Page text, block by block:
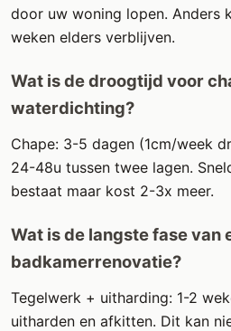
door uw woning lopen. Anders
weken elders verblijven.
Wat is de droogtijd voor
waterdichting?
Chape: 3-5 dagen (1cm/week
24-48u tussen twee lagen.
bestaat maar kost 2-3x meer.
Wat is de langste fase van
badkamerrenovatie?
Tegelwerk + uitharding: 1-2
uitharden en afkitten. Dit kan